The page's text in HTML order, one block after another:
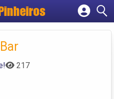
empresa
conta
217